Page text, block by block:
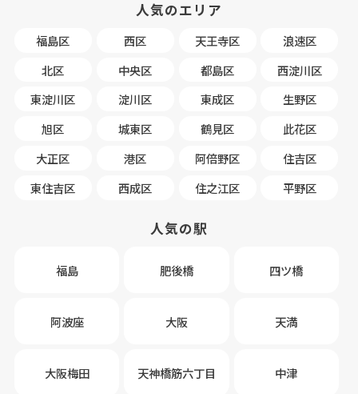
人気のエリア
福島区 西区 天王寺区
浪速区
北区
中央区 都島区
西淀川区
東淀川区
淀川区 東成区
生野区
旭区
城東区 鶴見区
此花区
大正区
港区 阿倍野区
住吉区
東住吉区
西成区 住之江区 平野区
人気の駅
福島 肥後橋 四ツ橋
阿波座 大阪 天満
大阪梅田 天神橋筋六丁目 中津